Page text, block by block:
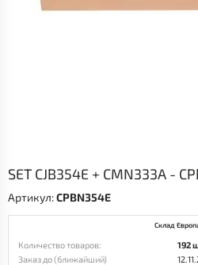
SET CJB354E + CMN333A -
Артикул:CPBN354E
Склад
Количество товаров:
192
Заказ до (ближайший)